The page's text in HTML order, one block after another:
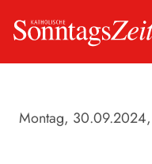
Montag, 30.09.2024